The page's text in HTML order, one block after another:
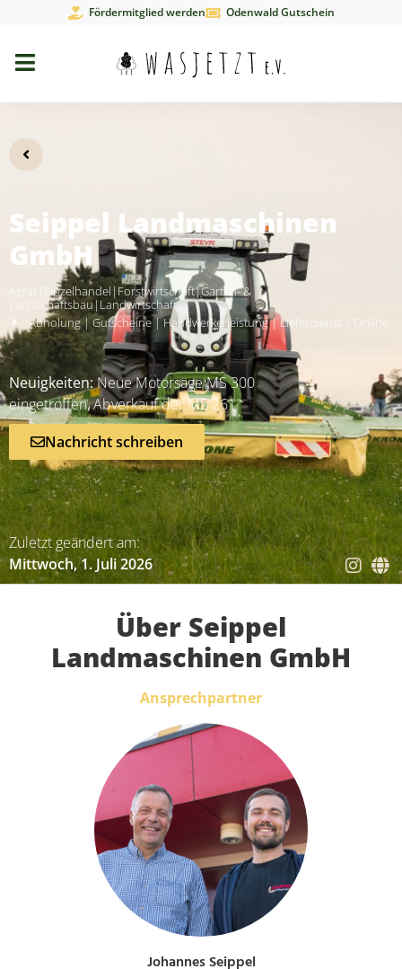
Fördermitglied werden Odenwald Gutschein
Seippel Landmaschinen
GmbH
Agrar Einzelhandel |Forstwirtschaft|Garten- &
Landschaftsbau | Landwirtschaft
Abholung|Gutscheine|Handwerkerleistung|Lieferdienst Online
Neuigkeiten:Neue Motorsäge MS 300
eingetroffen, Abverkauf der MS 261
Nachricht schreiben
Zuletzt geändert am:
Mittwoch, 1. Juli 2026
Über Seippel
Landmaschinen GmbH
Ansprechpartner